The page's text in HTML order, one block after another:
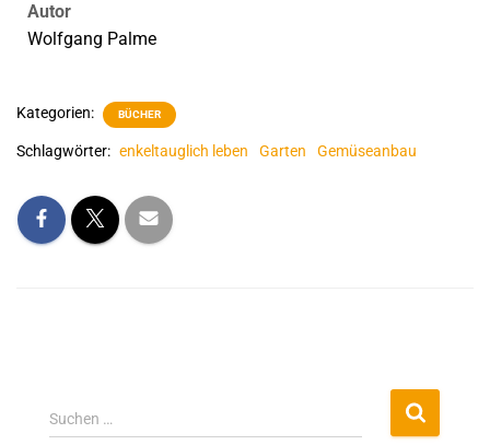
Autor
Wolfgang Palme
Kategorien: BÜCHER
Schlagwörter: enkeltauglich leben Garten Gemüseanbau
Suchen …